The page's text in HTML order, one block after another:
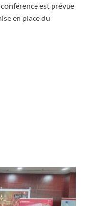
est prévue
en place du